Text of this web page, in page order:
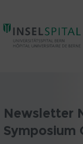
Newsletter
Symposium